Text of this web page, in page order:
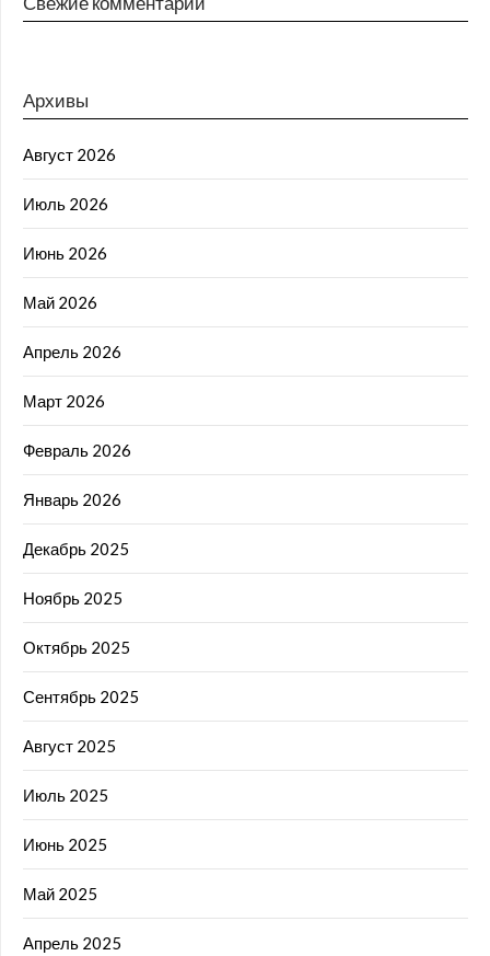
Архивы
Август 2026
Июль 2026
Июнь 2026
Май 2026
Апрель 2026
Март 2026
Февраль 2026
Январь 2026
Декабрь 2025
Ноябрь 2025
Октябрь 2025
Сентябрь 2025
Август 2025
Июль 2025
Июнь 2025
Май 2025
Апрель 2025